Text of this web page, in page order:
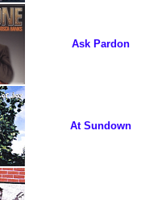
Ask Pardon
At Sundown